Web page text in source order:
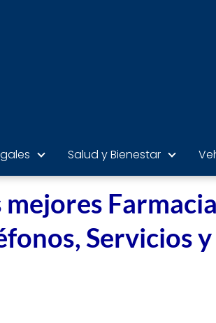
Salud y Bienestar
mejores
Servicios